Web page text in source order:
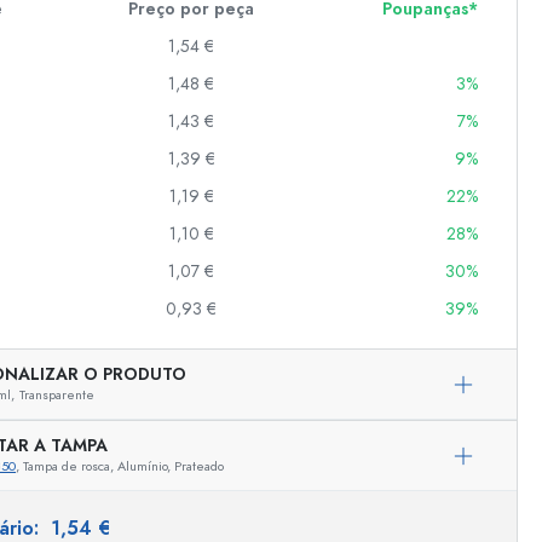
Representação exemplar
Preço por peça
Poupanças*
1,54 €
1,48 €
3%
1,43 €
7%
1,39 €
9%
1,19 €
22%
1,10 €
28%
1,07 €
30%
0,93 € 39%
O PRODUTO
Transparente
A TAMPA
, Tampa de rosca, Alumínio, Prateado
1,54 €